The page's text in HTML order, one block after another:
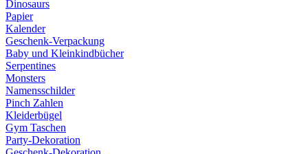
Dinosaurs
Papier
Kalender
Geschenk-Verpackung
Baby und Kleinkindbücher
Serpentines
Monsters
Namensschilder
Pinch Zahlen
Kleiderbügel
Gym Taschen
Party-Dekoration